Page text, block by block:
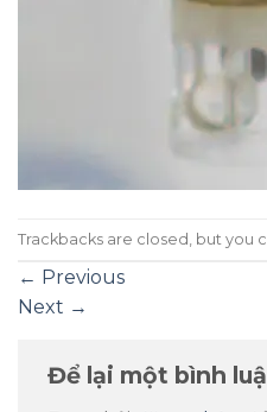
Trackbacks are closed, but you
← Previous
Next →
Để lại một bình